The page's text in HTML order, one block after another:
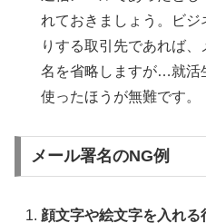
れておきましょう。ビジ
りする取引先であれば
名を省略しますが…就活
使ったほうが無難です。
メール署名のNG例
顔文字や絵文字を入れる